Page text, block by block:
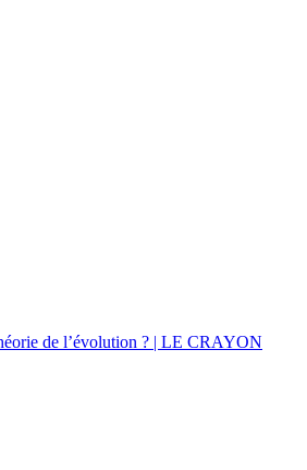
de l’évolution ? | LE CRAYON